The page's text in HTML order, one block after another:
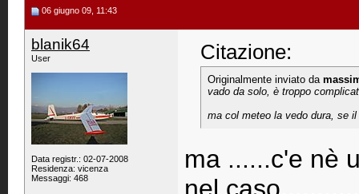
06 giugno 09, 11:43
blanik64
User
Data registr.: 02-07-2008
Residenza: vicenza
Messaggi: 468
Citazione:
Originalmente inviato da
vado da solo, è troppo
ma col meteo la vedo dura, se
ma ......c'e nè